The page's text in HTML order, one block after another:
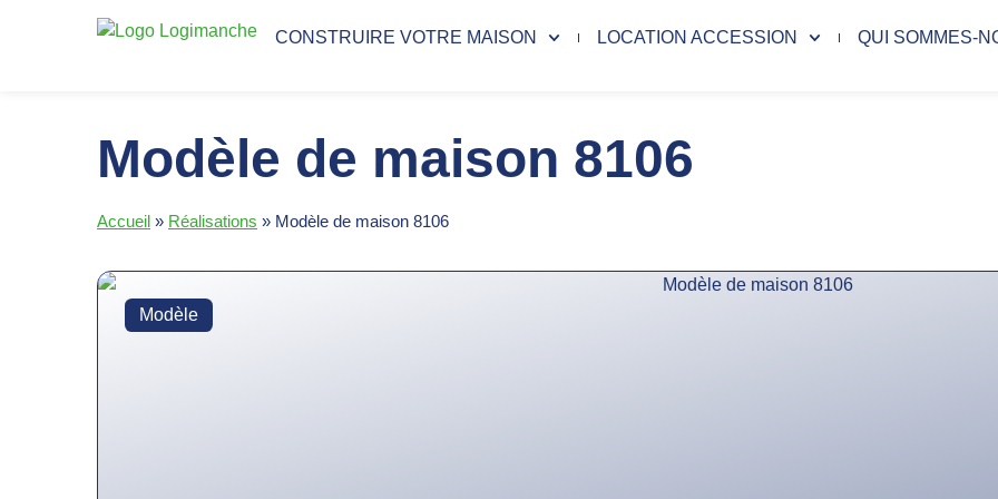
CONSTRUIRE VOTRE MAISON LOCATION ACCESSION QUI SOMMES-
Modèle de maison 8106
Accueil » Réalisations » Modèle de maison 8106
Modèle